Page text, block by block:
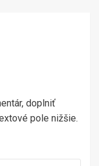
doplniť
pole nižšie.